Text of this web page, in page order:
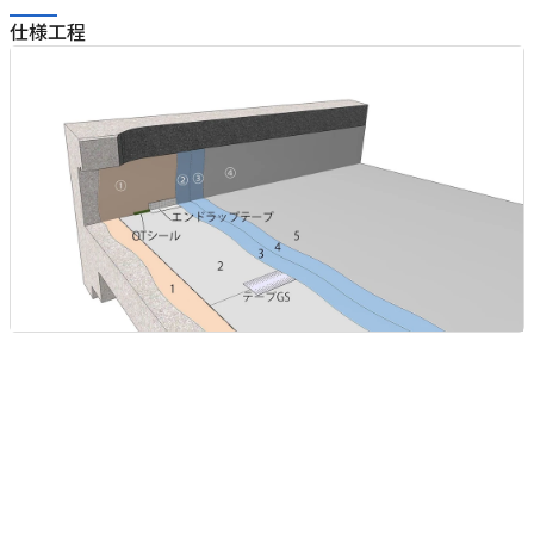
仕様工程